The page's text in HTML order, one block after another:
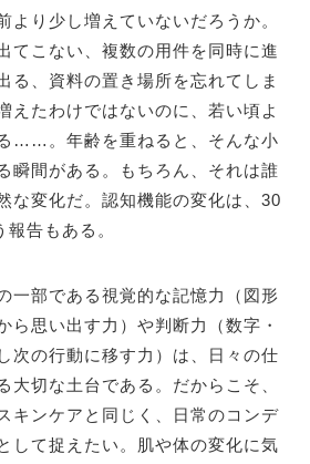
より少し増えていないだろうか。
てこない、複数の用件を同時に進
る、資料の置き場所を忘れてしま
えたわけではないのに、若い頃よ
……。年齢を重ねると、そんな小
瞬間がある。もちろん、それは誰
な変化だ。認知機能の変化は、30
報告もある。
一部である視覚的な記憶力（図形
ら思い出す力）や判断力（数字・
次の行動に移す力）は、日々の仕
大切な土台である。だからこそ、
キンケアと同じく、日常のコンデ
して捉えたい。肌や体の変化に気